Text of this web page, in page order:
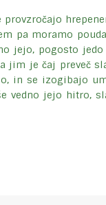
pa moramo
jejo, pogosto
je čaj preveč
in se izogibajo
vedno jejo